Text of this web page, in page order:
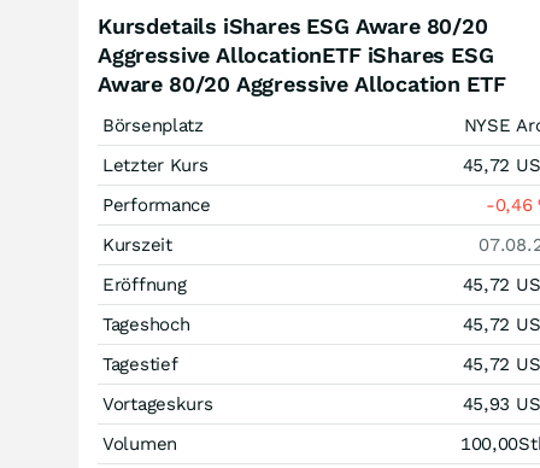
Kursdetails iShares ESG Aware 80/20
Aggressive AllocationETF iShares ESG
Aware 80/20 Aggressive Allocation ETF
Börsenplatz
NYSE
Letzter Kurs
45,72
Performance
-0,46
Kurszeit
Eröffnung
45,72
Tageshoch
45,72
Tagestief
45,72
Vortageskurs
45,93
Volumen
100,00